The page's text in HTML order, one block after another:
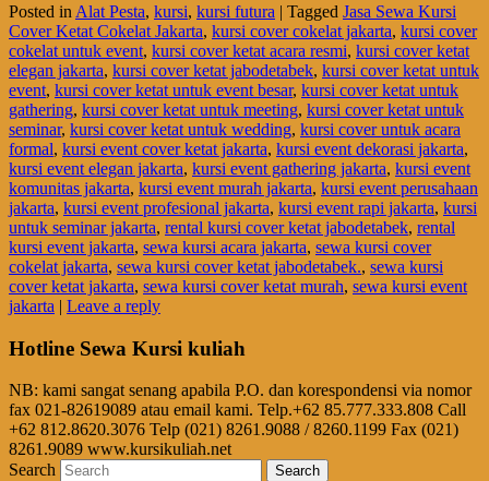
Posted in Alat Pesta, kursi, kursi futura | Tagged Jasa Sewa Kursi
Cover Ketat Cokelat Jakarta, kursi cover cokelat jakarta, kursi cover
cokelat untuk event, kursi cover ketat acara resmi, kursi cover ketat
elegan jakarta, kursi cover ketat jabodetabek, kursi cover ketat untuk
event, kursi cover ketat untuk event besar, kursi cover ketat untuk
gathering, kursi cover ketat untuk meeting, kursi cover ketat untuk
seminar, kursi cover ketat untuk wedding, kursi cover untuk acara
formal, kursi event cover ketat jakarta, kursi event dekorasi jakarta,
kursi event elegan jakarta, kursi event gathering jakarta, kursi event
komunitas jakarta, kursi event murah jakarta, kursi event perusahaan
jakarta, kursi event profesional jakarta, kursi event rapi jakarta, kursi
untuk seminar jakarta, rental kursi cover ketat jabodetabek, rental
kursi event jakarta, sewa kursi acara jakarta, sewa kursi cover
cokelat jakarta, sewa kursi cover ketat jabodetabek., sewa kursi
cover ketat jakarta, sewa kursi cover ketat murah, sewa kursi event
jakarta | Leave a reply
Hotline Sewa Kursi kuliah
NB: kami sangat senang apabila P.O. dan korespondensi via nomor
fax 021-82619089 atau email kami. Telp.+62 85.777.333.808 Call
+62 812.8620.3076 Telp (021) 8261.9088 / 8260.1199 Fax (021)
8261.9089 www.kursikuliah.net
Search